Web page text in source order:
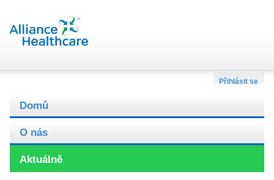
Přihlásit se
Domů
O nás
Aktuálně